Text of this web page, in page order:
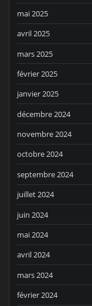
mai 2025
avril 2025
mars 2025
février 2025
janvier 2025
décembre 2024
novembre 2024
octobre 2024
septembre 2024
juillet 2024
juin 2024
mai 2024
avril 2024
mars 2024
février 2024